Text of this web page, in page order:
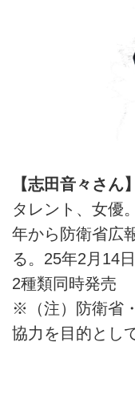
【志田音々さん】
タレント、女優
年から防衛省広
る。25年2月14
2種類同時発売
※（注）防衛省
協力を目的とし